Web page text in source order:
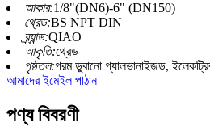
আকার:1/8"(DN6)-6" (DN150)
থ্রেড:BS NPT DIN
ব্র্যান্ড:QIAO
আকৃতি:থ্রেড
পৃষ্ঠতল:গরম ডুবানো গ্যালভানাইজড,
আমাদের ইমেইল পাঠান
পণ্য বিবরণী